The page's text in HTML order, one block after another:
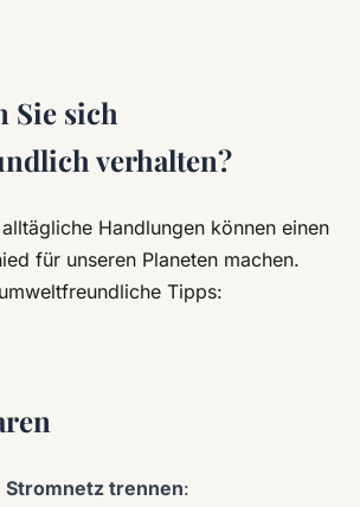
Sie sich
verhalten?
Handlungen können einen
für unseren Planeten machen.
Tipps:
Stromnetz trennen: